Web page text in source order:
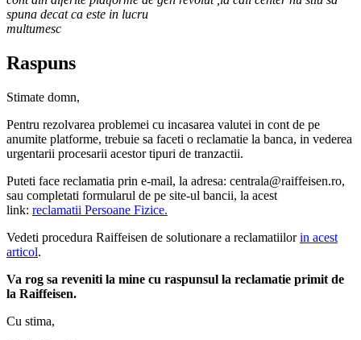
spuna decat ca este in lucru
multumesc
Raspuns
Stimate domn,
Pentru rezolvarea problemei cu incasarea valutei in cont de pe
anumite platforme, trebuie sa faceti o reclamatie la banca, in vederea
urgentarii procesarii acestor tipuri de tranzactii.
Puteti face reclamatia prin e-mail, la adresa: centrala@raiffeisen.ro,
sau completati formularul de pe site-ul bancii, la acest
link: reclamatii Persoane Fizice.
Vedeti procedura Raiffeisen de solutionare a reclamatiilorin acest
articol.
Va rog sa reveniti la mine cu raspunsul la reclamatie primit de
la Raiffeisen.
Cu stima,